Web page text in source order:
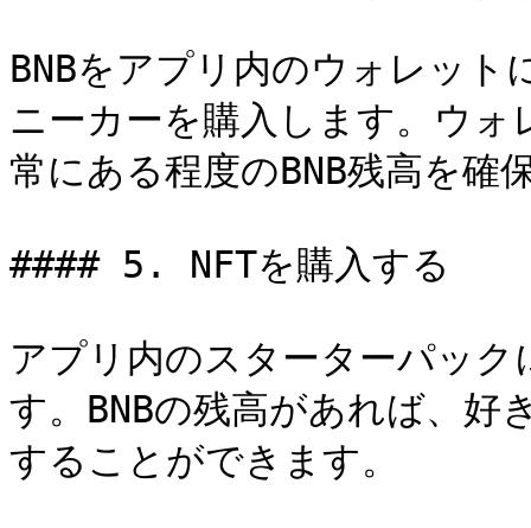
BNBをアプリ内のウォレッ
ニーカーを購入します。ウ
常にある程度のBNB残高を確
#### 5. NFTを購入する
アプリ内のスターターパッ
す。BNBの残高があれば、好
することができます。